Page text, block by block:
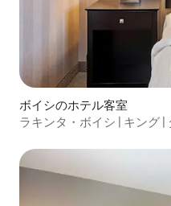
ボイシのホテル客室
ラキンタ・ボイシ | キング |